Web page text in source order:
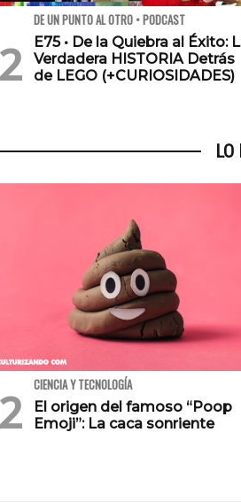
DE UN PUNTO AL OTRO • PODCAST
E75 • De la Quiebra al Éxito:
Verdadera HISTORIA Detrás
de LEGO (+CURIOSIDADES)
LO
CIENCIA Y TECNOLOGÍA
El origen del famoso “Poop
Emoji”: La caca sonriente